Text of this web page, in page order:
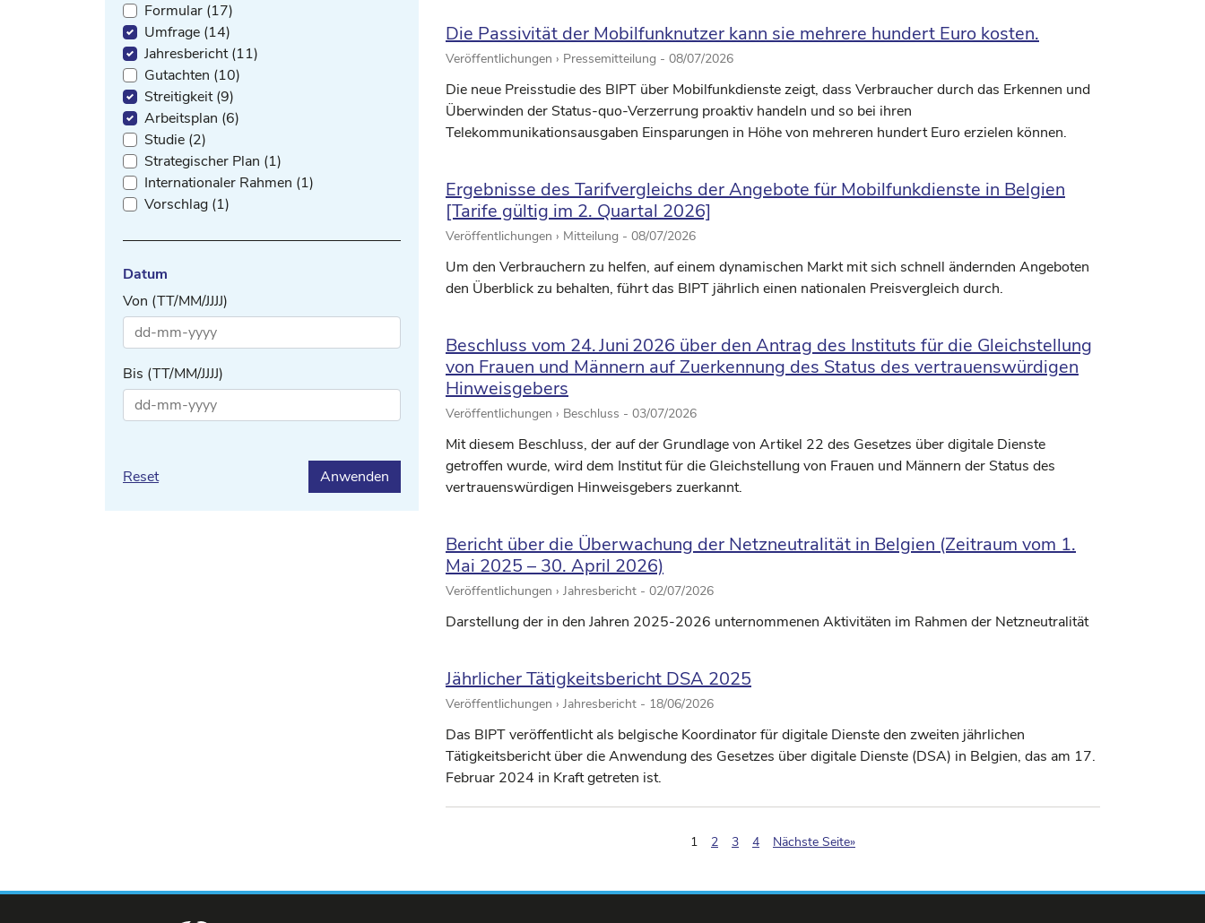
Formular (17)
Umfrage (14)
Jahresbericht (11)
Gutachten (10)
Streitigkeit (9)
Arbeitsplan (6)
Studie (2)
Strategischer Plan (1)
Internationaler Rahmen (1)
Vorschlag (1)
Datum
Von (TT/MM/JJJJ)
Bis (TT/MM/JJJJ)
Reset Anwenden
Die Passivität der Mobilfunknutzer kann sie mehrere hundert Euro kosten.
Veröffentlichungen › Pressemitteilung - 08/07/2026
Die neue Preisstudie des BIPT über Mobilfunkdienste zeigt, dass Verbraucher durch das Erkennen und
Überwinden der Status-quo-Verzerrung proaktiv handeln und so bei ihren
Telekommunikationsausgaben Einsparungen in Höhe von mehreren hundert Euro erzielen können.
Ergebnisse des Tarifvergleichs der Angebote für Mobilfunkdienste in Belgien
[Tarife gültig im 2. Quartal 2026]
Veröffentlichungen › Mitteilung - 08/07/2026
Um den Verbrauchern zu helfen, auf einem dynamischen Markt mit sich schnell ändernden Angeboten
den Überblick zu behalten, führt das BIPT jährlich einen nationalen Preisvergleich durch.
Beschluss vom 24. Juni 2026 über den Antrag des Instituts für die Gleichstellung
von Frauen und Männern auf Zuerkennung des Status des vertrauenswürdigen
Hinweisgebers
Veröffentlichungen › Beschluss - 03/07/2026
Mit diesem Beschluss, der auf der Grundlage von Artikel 22 des Gesetzes über digitale Dienste
getroffen wurde, wird dem Institut für die Gleichstellung von Frauen und Männern der Status des
vertrauenswürdigen Hinweisgebers zuerkannt.
Bericht über die Überwachung der Netzneutralität in Belgien (Zeitraum vom 1.
Mai 2025 – 30. April 2026)
Veröffentlichungen › Jahresbericht - 02/07/2026
Darstellung der in den Jahren 2025-2026 unternommenen Aktivitäten im Rahmen der Netzneutralität
Jährlicher Tätigkeitsbericht DSA 2025
Veröffentlichungen › Jahresbericht - 18/06/2026
Das BIPT veröffentlicht als belgische Koordinator für digitale Dienste den zweiten jährlichen
Tätigkeitsbericht über die Anwendung des Gesetzes über digitale Dienste (DSA) in Belgien, das am 17.
Februar 2024 in Kraft getreten ist.
1(pagination.current)
2 3 4 Nächste Seite»